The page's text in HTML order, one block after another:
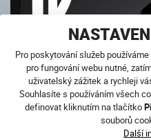
Pro poskytování služeb
pro fungování webu nutné,
uživatelský zážitek a rychleji
Souhlasíte s používáním všech
definovat kliknutím na tlačítko
souborů
Další